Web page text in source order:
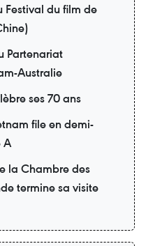
Festival du film de
Partenariat
Australie
ses 70 ans
file en demi-
A
la Chambre des
termine sa visite